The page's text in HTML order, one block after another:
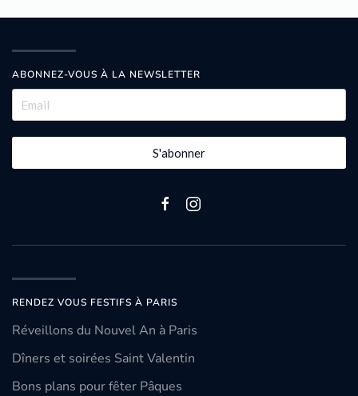
ABONNEZ-VOUS À LA NEWSLETTER
S'abonner
RENDEZ VOUS FESTIFS À PARIS
Réveillons du Nouvel An à Paris
Dîners et soirées Saint Valentin
Bons plans pour fêter Pâques